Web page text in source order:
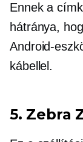
Ennek a
hátránya,
Android-
kábellel.
5. Zebra